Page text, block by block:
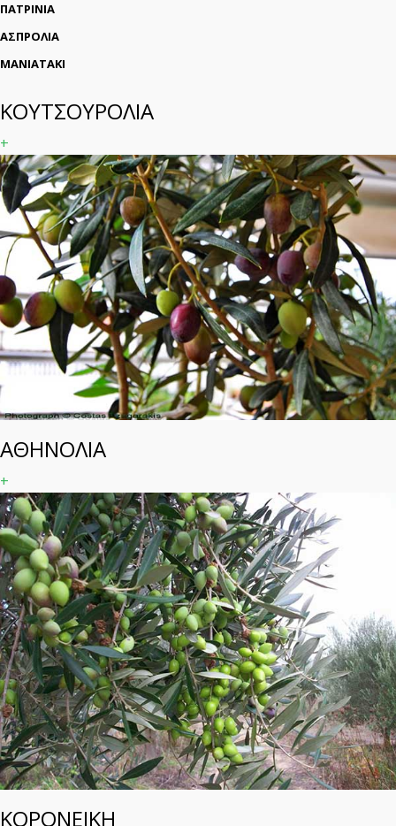
ΠΑΤΡΙΝΙΑ
ΑΣΠΡΟΛΙΑ
ΜΑΝΙΑΤΑΚΙ
ΚΟΥΤΣΟΥΡΟΛΙΑ
+
ΑΘΗΝΟΛΙΑ
+
ΚΟΡΟΝΕΙΚΗ